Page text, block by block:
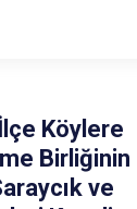
Köylere
Birliğinin
ve